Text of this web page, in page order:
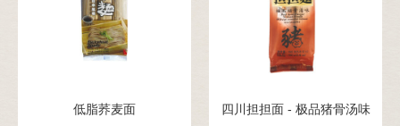
低脂荞麦面 四川担担面 - 极品猪骨汤味